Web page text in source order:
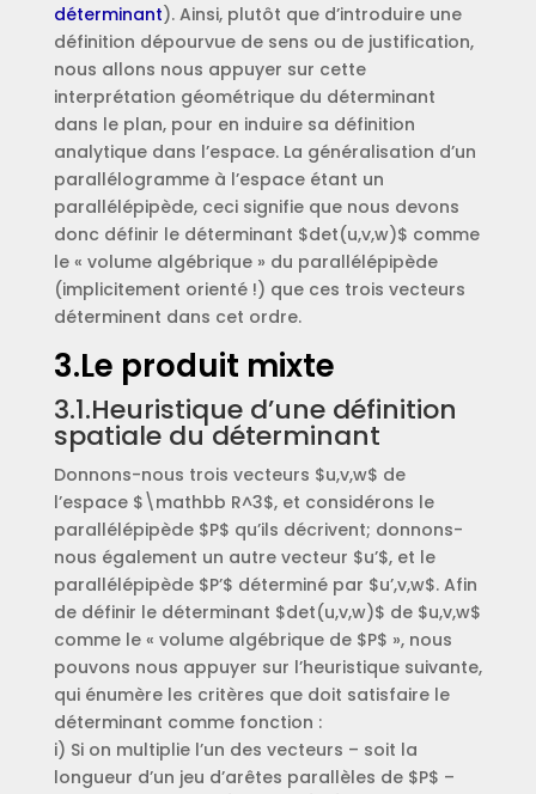
déterminant). Ainsi, plutôt que d’introduire une
définition dépourvue de sens ou de justification,
nous allons nous appuyer sur cette
interprétation géométrique du déterminant
dans le plan, pour en induire sa définition
analytique dans l’espace. La généralisation d’un
parallélogramme à l’espace étant un
parallélépipède, ceci signifie que nous devons
donc définir le déterminant $det(u,v,w)$ comme
le « volume algébrique » du parallélépipède
(implicitement orienté !) que ces trois vecteurs
déterminent dans cet ordre.
3.Le produit mixte
3.1.Heuristique d’une définition
spatiale du déterminant
Donnons-nous trois vecteurs $u,v,w$ de
l’espace $\mathbb R^3$, et considérons le
parallélépipède $P$ qu’ils décrivent; donnons-
nous également un autre vecteur $u’$, et le
parallélépipède $P’$ déterminé par $u’,v,w$. Afin
de définir le déterminant $det(u,v,w)$ de $u,v,w$
comme le « volume algébrique de $P$ », nous
pouvons nous appuyer sur l’heuristique suivante,
qui énumère les critères que doit satisfaire le
déterminant comme fonction :
i) Si on multiplie l’un des vecteurs – soit la
longueur d’un jeu d’arêtes parallèles de $P$ –